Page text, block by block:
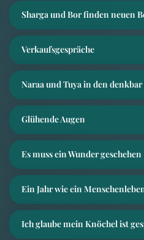
Sharga und Bor finden neuen
Verkaufsgespräche
Naraa und Tuya in den
Glühende Augen
Es muss ein Wunder geschehen
Ein Jahr wie ein
Ich glaube mein Knöchel ist